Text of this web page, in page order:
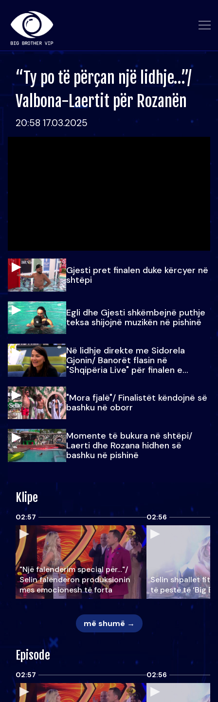
“Ty po të përçan një lidhje…”/
Valbona-Laertit për Rozanën
20:58 17.03.2025
Gjesti pret finalen duke kërcyer në
shtëpi
Egli dhe Gjesti shkëmbejnë puthje
teksa shijojnë muzikën në pishinë
Në lidhje direkte me Sidorela
Gjonin/ Banorët flasin në
"Shqipëria Live" për finalen e
"Mora fjalë"/ Finalistët këndojnë së
bashku në oborr
Momente të bukura në shtëpi/
Laerti dhe Rozana hidhen së
bashku në pishinë
Klipe
02:57
"Një falenderim special për…"/
Selin falënderon produksionin
mes emocionesh të forta
02:56
Selin shpallet
të pestë të ‘Big
më shumë →
Episode
02:57 02:56